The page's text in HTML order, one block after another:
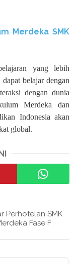
Merdeka SMK
yang lebih
belajar dengan
dengan dunia
Merdeka dan
Indonesia akan
global.
Perhotelan SMK
Fase F